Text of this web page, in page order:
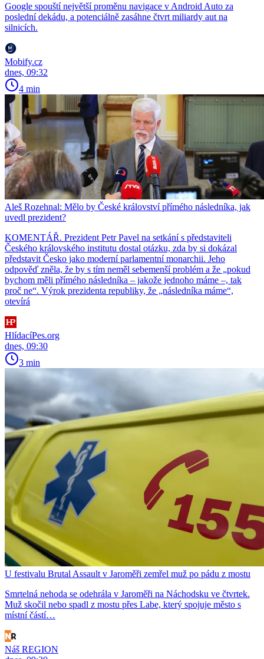
Google spouští největší proměnu navigace v Android Auto za
poslední dekádu, a potenciálně zasáhne čtvrt miliardy aut na
silnicích.
Mobify.cz
dnes, 09:32
4 min
Aleš Rozehnal: Mělo by České království přímého následníka, jak
uvedl prezident?
KOMENTÁŘ. Prezident Petr Pavel na setkání s představiteli
Českého královského institutu dostal otázku, zda by si dokázal
představit Česko jako moderní parlamentní monarchii. Jeho
odpověď zněla, že by s tím neměl sebemenší problém a že „pokud
bychom měli přímého následníka – jakože jednoho máme –, tak
proč ne“. Výrok prezidenta republiky, že „následníka máme“,
otevírá
HlídacíPes.org
dnes, 09:30
3 min
U festivalu Brutal Assault v Jaroměři zemřel muž po pádu z mostu
Smrtelná nehoda se odehrála v Jaroměři na Náchodsku ve čtvrtek.
Muž skočil nebo spadl z mostu přes Labe, který spojuje město s
místní částí…
Náš REGION